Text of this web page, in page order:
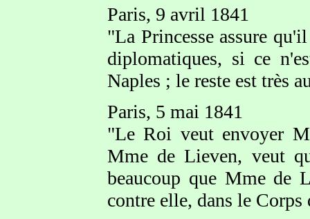
Paris, 9 avril 1841
"La Princesse assure
diplomatiques, si ce
Naples ; le reste est très
Paris, 5 mai 1841
"Le Roi veut envoyer
Mme de Lieven, veut
beaucoup que Mme de
contre elle, dans le